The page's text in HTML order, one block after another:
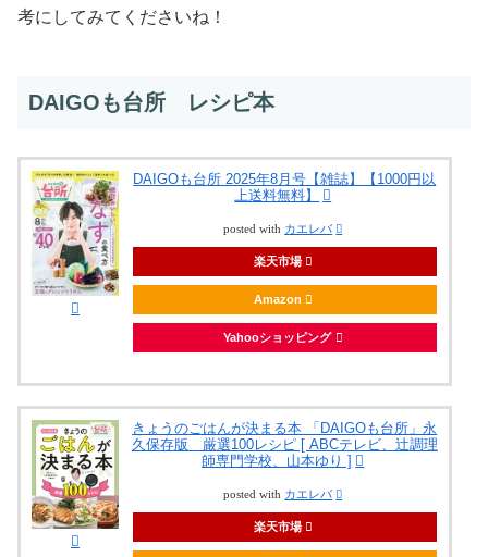
考にしてみてくださいね！
DAIGOも台所 レシピ本
DAIGOも台所 2025年8月号【雑誌】【1000円以
上送料無料】
posted with カエレバ
楽天市場
Amazon
Yahooショッピング
きょうのごはんが決まる本 「DAIGOも台所」永
久保存版 厳選100レシピ [ ABCテレビ、辻調理
師専門学校、山本ゆり ]
posted with カエレバ
楽天市場